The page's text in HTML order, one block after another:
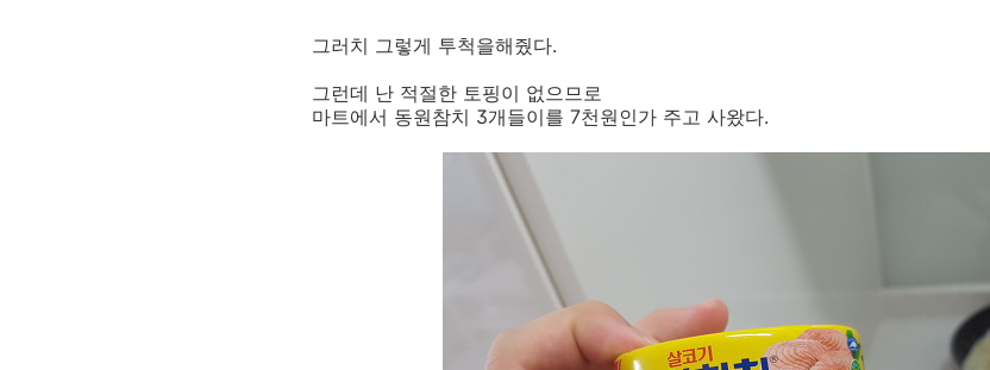
그러치 그렇게 투척을해줬다.
그런데 난 적절한 토핑이 없으므로
마트에서 동원참치 3개들이를 7천원인가 주고 사왔다.